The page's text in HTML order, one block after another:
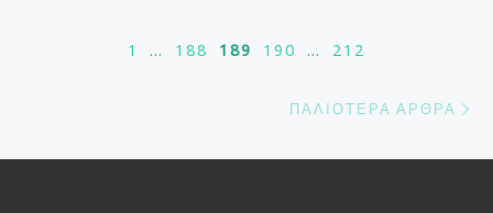
1 … 188 189 190 … 212
ΠΑΛΙΌΤΕΡΑ ΆΡΘΡΑ